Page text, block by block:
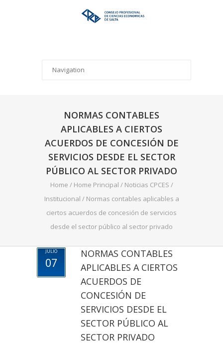
NORMAS CONTABLES
APLICABLES A CIERTOS
ACUERDOS DE CONCESIÓN DE
SERVICIOS DESDE EL SECTOR
PÚBLICO AL SECTOR PRIVADO
Home / Home Principal / Noticias CPCES /
Institucional / Normas contables aplicables a
ciertos acuerdos de concesión de servicios
desde el sector público al sector privado
JULIO
07
NORMAS CONTABLES
APLICABLES A CIERTOS
ACUERDOS DE
CONCESIÓN DE
SERVICIOS DESDE EL
SECTOR PÚBLICO AL
SECTOR PRIVADO